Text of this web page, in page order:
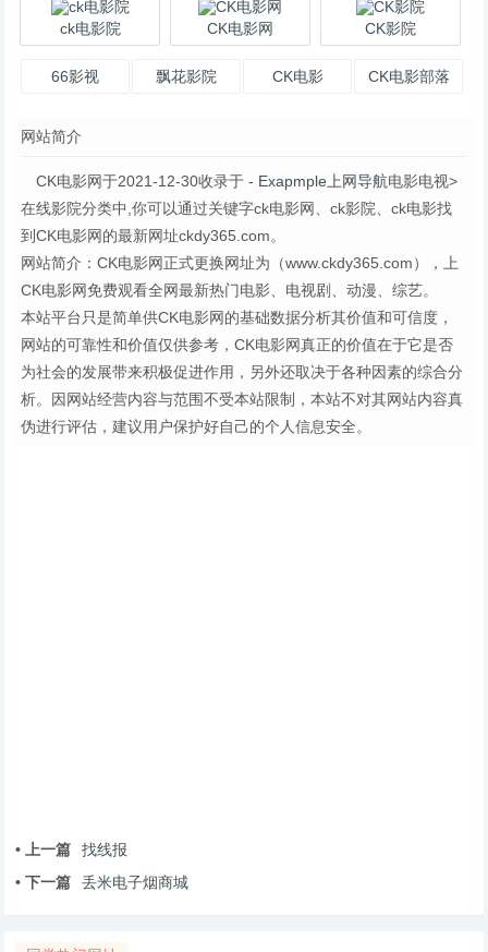
ck电影院 CK电影网 CK影院
66影视 飘花影院 CK电影 CK电影部落
网站简介
CK电影网于2021-12-30收录于 - Exapmple上网导航电影电视>
在线影院分类中,你可以通过关键字ck电影网、ck影院、ck电影找
到CK电影网的最新网址ckdy365.com。
网站简介：CK电影网正式更换网址为（www.ckdy365.com），上
CK电影网免费观看全网最新热门电影、电视剧、动漫、综艺。
本站平台只是简单供CK电影网的基础数据分析其价值和可信度，
网站的可靠性和价值仅供参考，CK电影网真正的价值在于它是否
为社会的发展带来积极促进作用，另外还取决于各种因素的综合分
析。因网站经营内容与范围不受本站限制，本站不对其网站内容真
伪进行评估，建议用户保护好自己的个人信息安全。
• 上一篇
找线报
• 下一篇
丢米电子烟商城